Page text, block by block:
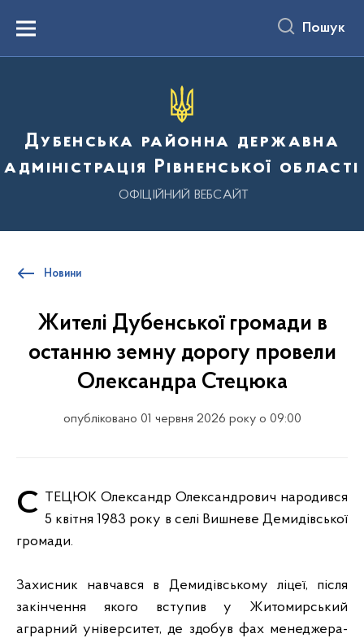
вмістуMenu Пошук
Дубенська районна державна
адміністрація Рівненської області
ОФІЦІЙНИЙ ВЕБСАЙТ
Новини
Жителі Дубенської громади в
останню земну дорогу провели
Олександра Стецюка
опубліковано 01 червня 2026 року о 09:00
СТЕЦЮК Олександр Олександрович народився 5 квітня 1983 року в селі Вишневе Демидівської
громади.
Захисник навчався в Демидівському ліцеї, після
закінчення якого вступив у Житомирський
аграрний університет, де здобув фах менеджера-